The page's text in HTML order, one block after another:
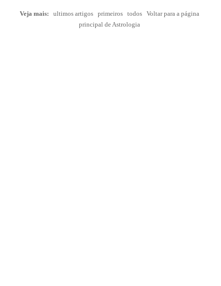
Veja mais: ultimos artigos primeiros todos
Voltar para a página
principal de Astrologia